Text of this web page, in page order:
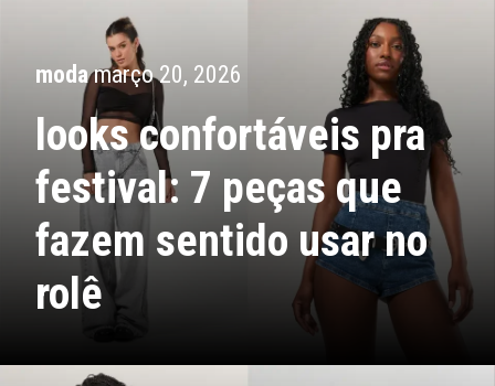
modamarço 20, 2026
looks confortáveis pra
festival: 7 peças que
fazem sentido usar no
rolê